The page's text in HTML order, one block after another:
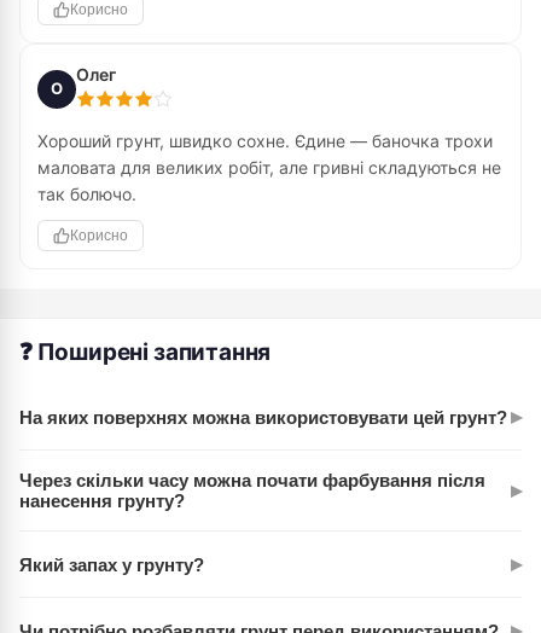
Корисно
О
Олег
Хороший грунт, швидко сохне. Єдине — баночка трохи
маловата для великих робіт, але гривні складуються не
так болючо.
Корисно
❓ Поширені запитання
На яких поверхнях можна використовувати цей грунт?▸
штукатурка. Головне — поверхня повинна бути чистою від
Через скільки часу можна почати фарбування після
нанесення грунту?
▸
щоб приступити до роботи будь-якими фарбами.
Який запах у грунту? ▸